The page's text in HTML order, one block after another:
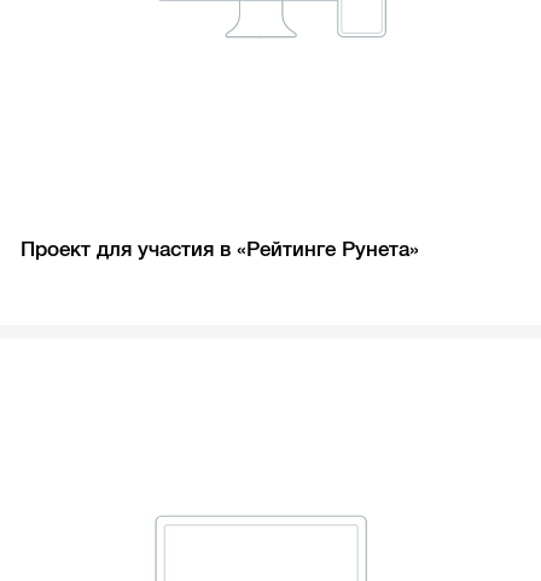
Проект для участия в «Рейтинге Рунета»